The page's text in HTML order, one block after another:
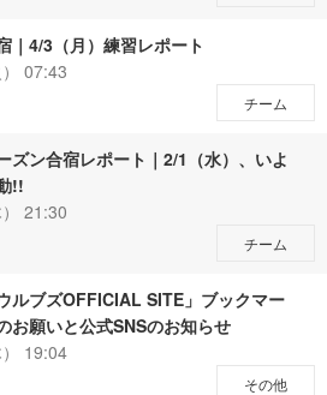
｜4/3（月）練習レポート
07:43
チーム
ズン合宿レポート｜2/1（水）、いよ
!!
21:30
チーム
ルブズOFFICIAL SITE」ブックマー
お願いと公式SNSのお知らせ
19:04
その他